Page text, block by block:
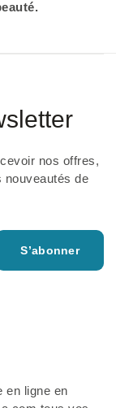
nos offres,
nouveautés de
S’abonner
en ligne en